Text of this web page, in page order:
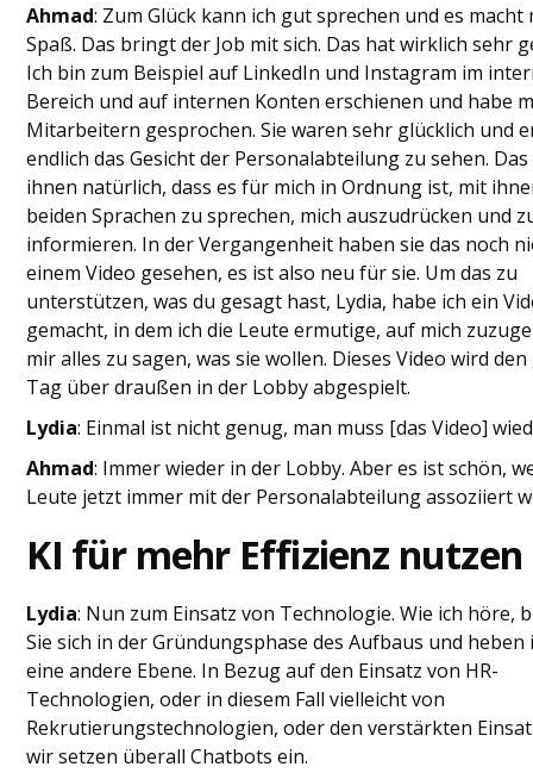
Ahmad: Zum Glück kann ich gut sprechen und es macht
Spaß. Das bringt der Job mit sich. Das hat wirklich sehr
Ich bin zum Beispiel auf LinkedIn und Instagram im
Bereich und auf internen Konten erschienen und habe
Mitarbeitern gesprochen. Sie waren sehr glücklich und
endlich das Gesicht der Personalabteilung zu sehen.
ihnen natürlich, dass es für mich in Ordnung ist, mit
beiden Sprachen zu sprechen, mich auszudrücken und
informieren. In der Vergangenheit haben sie das noch
einem Video gesehen, es ist also neu für sie. Um das zu
unterstützen, was du gesagt hast, Lydia, habe ich ein
gemacht, in dem ich die Leute ermutige, auf mich
mir alles zu sagen, was sie wollen. Dieses Video wird
Tag über draußen in der Lobby abgespielt.
Lydia: Einmal ist nicht genug, man muss [das Video]
Ahmad: Immer wieder in der Lobby. Aber es ist schön,
Leute jetzt immer mit der Personalabteilung assoziiert
KI für mehr Effizienz nutzen
Lydia: Nun zum Einsatz von Technologie. Wie ich höre,
Sie sich in der Gründungsphase des Aufbaus und
eine andere Ebene. In Bezug auf den Einsatz von HR-
Technologien, oder in diesem Fall vielleicht von
Rekrutierungstechnologien, oder den verstärkten
wir setzen überall Chatbots ein.